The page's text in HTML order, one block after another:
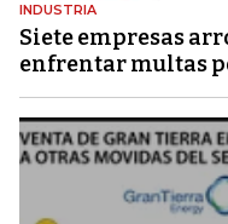
INDUSTRIA
Siete empresas
enfrentar multas